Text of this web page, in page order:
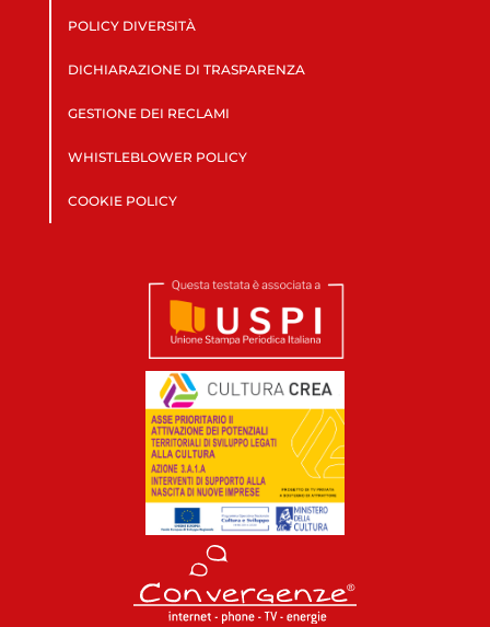
POLICY DIVERSITÀ
DICHIARAZIONE DI TRASPARENZA
GESTIONE DEI RECLAMI
WHISTLEBLOWER POLICY
COOKIE POLICY